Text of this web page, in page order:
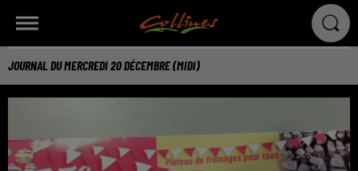
JOURNAL DU MERCREDI 20 DÉCEMBRE (MIDI)